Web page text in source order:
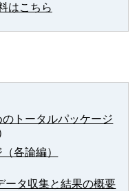
はこちら
トータルパッケージ
各論編）
ータ収集と結果の概要